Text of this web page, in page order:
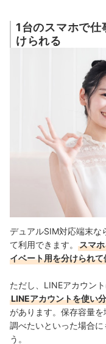
1台のスマホで
けられる
デュアルSIM対応端末な
て利用できます。
スマ
イベート用を分けられて
ただし、LINEアカウン
LINEアカウントを使い
があります。保存容量
調べたいといった場合
う。